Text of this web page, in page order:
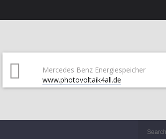
Mercedes Benz Energiespeicher
www.photovoltaik4all.de